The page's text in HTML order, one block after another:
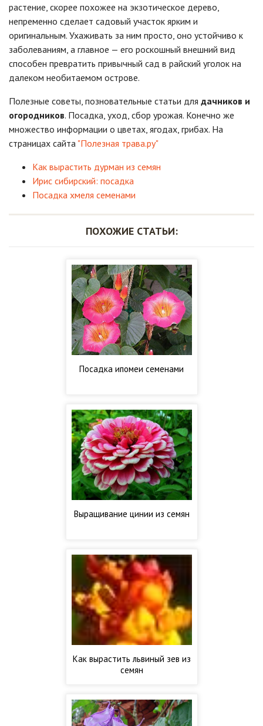
растение, скорее похожее на экзотическое дерево,
непременно сделает садовый участок ярким и
оригинальным. Ухаживать за ним просто, оно устойчиво к
заболеваниям, а главное — его роскошный внешний вид
способен превратить привычный сад в райский уголок на
далеком необитаемом острове.
Полезные советы, позновательные статьи для дачников и
огородников. Посадка, уход, сбор урожая. Конечно же
множество информации о цветах, ягодах, грибах. На
страницах сайта "Полезная трава.ру"
Как вырастить дурман из семян
Ирис сибирский: посадка
Посадка хмеля семенами
ПОХОЖИЕ СТАТЬИ:
Посадка ипомеи семенами
Выращивание цинии из семян
Как вырастить львиный зев из
семян